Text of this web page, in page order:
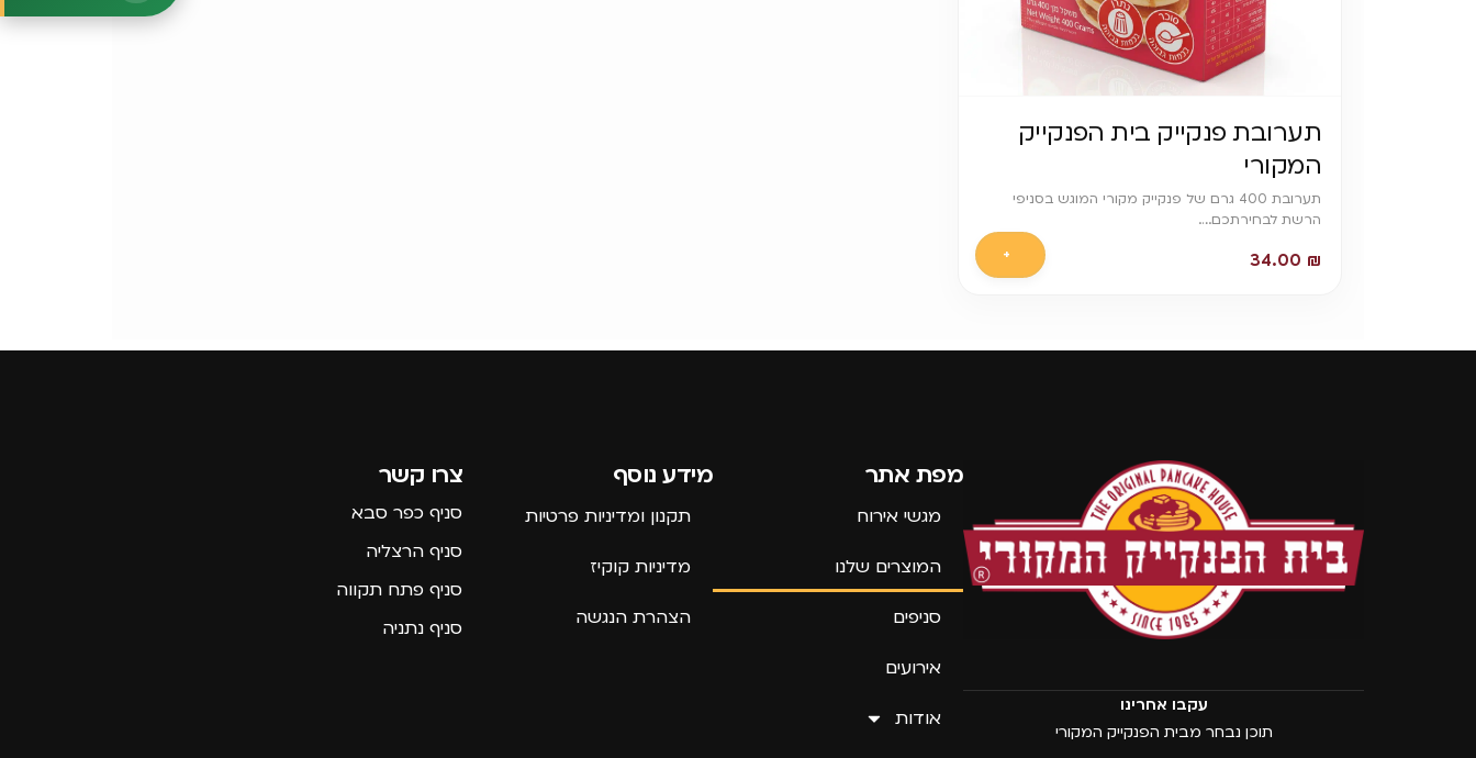
תערובת פנקייק בית הפנקייק
המקורי
תערובת 400 גרם של פנקייק מקורי המוגש בסניפי
הרשת לבחירתכם.…
34.00 ₪
+
עקבו אחרינו
תוכן נבחר מבית הפנקייק המקורי
מפת אתר
מגשי אירוח
המוצרים שלנו
סניפים
אירועים
אודות
מידע נוסף
תקנון ומדיניות פרטיות
מדיניות קוקיז
הצהרת הנגשה
צרו קשר
סניף כפר סבא
סניף הרצליה
סניף פתח תקווה
סניף נתניה